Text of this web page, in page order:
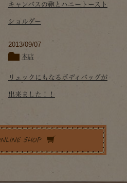
キャンバスの鞄とハニートースト
ショルダー
2013/09/07
本店
リュックにもなるボディバッグが
出来ました！！